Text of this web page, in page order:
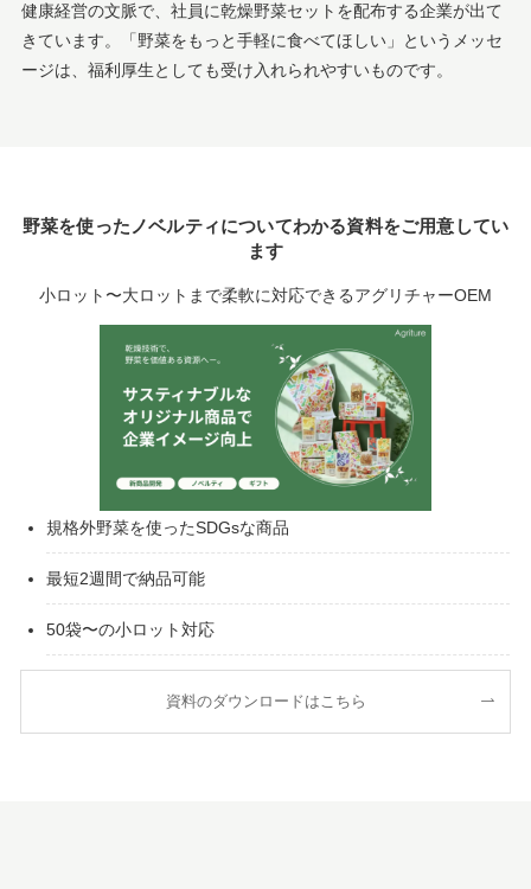
健康経営の文脈で、社員に乾燥野菜セットを配布する企業が出て
きています。「野菜をもっと手軽に食べてほしい」というメッセ
ージは、福利厚生としても受け入れられやすいものです。
野菜を使ったノベルティについてわかる資料をご用意してい
ます
小ロット〜大ロットまで柔軟に対応できるアグリチャーOEM
規格外野菜を使ったSDGsな商品
最短2週間で納品可能
50袋〜の小ロット対応
資料のダウンロードはこちら